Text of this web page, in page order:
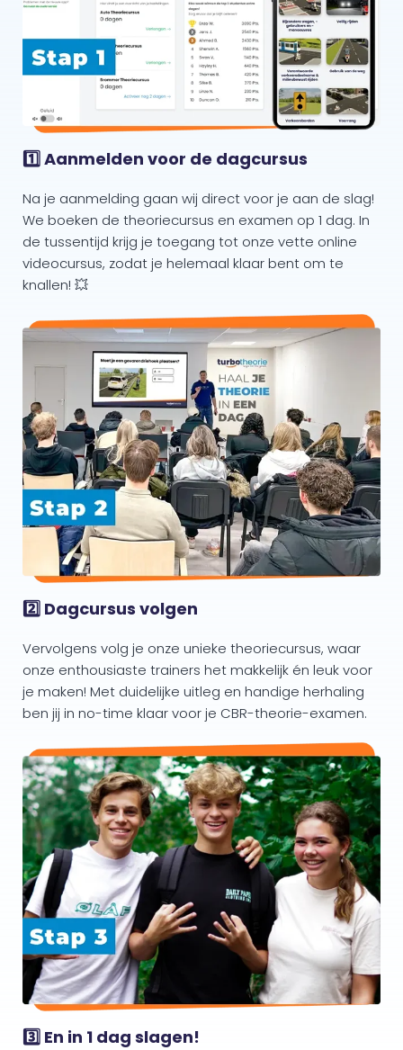
1️⃣ Aanmelden voor de dagcursus
Na je aanmelding gaan wij direct voor je aan de slag!
We boeken de theoriecursus en examen op 1 dag. In
de tussentijd krijg je toegang tot onze vette online
videocursus, zodat je helemaal klaar bent om te
knallen! 💥
2️⃣ Dagcursus volgen
Vervolgens volg je onze unieke theoriecursus, waar
onze enthousiaste trainers het makkelijk én leuk voor
je maken! Met duidelijke uitleg en handige herhaling
ben jij in no-time klaar voor je CBR-theorie-examen.
3️⃣ En in 1 dag slagen!